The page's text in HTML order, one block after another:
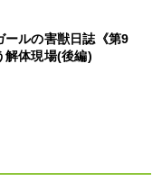
ールの害獣日誌《第9
解体現場(後編)